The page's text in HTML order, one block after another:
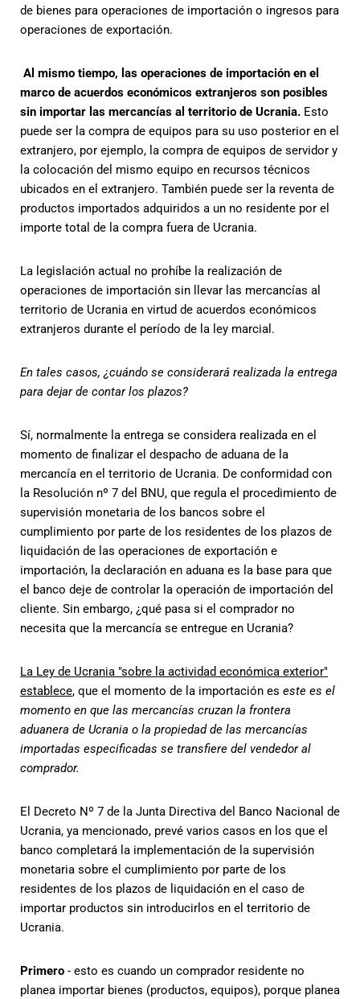
de bienes para operaciones de importación o ingresos para
operaciones de exportación.
Al mismo tiempo, las operaciones de importación en el
marco de acuerdos económicos extranjeros son posibles
sin importar las mercancías al territorio de Ucrania. Esto
puede ser la compra de equipos para su uso posterior en el
extranjero, por ejemplo, la compra de equipos de servidor y
la colocación del mismo equipo en recursos técnicos
ubicados en el extranjero. También puede ser la reventa de
productos importados adquiridos a un no residente por el
importe total de la compra fuera de Ucrania.
La legislación actual no prohíbe la realización de
operaciones de importación sin llevar las mercancías al
territorio de Ucrania en virtud de acuerdos económicos
extranjeros durante el período de la ley marcial.
En tales casos, ¿cuándo se considerará realizada la entrega
para dejar de contar los plazos?
Sí, normalmente la entrega se considera realizada en el
momento de finalizar el despacho de aduana de la
mercancía en el territorio de Ucrania. De conformidad con
la Resolución nº 7 del BNU, que regula el procedimiento de
supervisión monetaria de los bancos sobre el
cumplimiento por parte de los residentes de los plazos de
liquidación de las operaciones de exportación e
importación, la declaración en aduana es la base para que
el banco deje de controlar la operación de importación del
cliente. Sin embargo, ¿qué pasa si el comprador no
necesita que la mercancía se entregue en Ucrania?
La Ley de Ucrania "sobre la actividad económica exterior"
establece, que el momento de la importación es este es el
momento en que las mercancías cruzan la frontera
aduanera de Ucrania o la propiedad de las mercancías
importadas especificadas se transfiere del vendedor al
comprador.
El Decreto Nº 7 de la Junta Directiva del Banco Nacional de
Ucrania, ya mencionado, prevé varios casos en los que el
banco completará la implementación de la supervisión
monetaria sobre el cumplimiento por parte de los
residentes de los plazos de liquidación en el caso de
importar productos sin introducirlos en el territorio de
Ucrania.
Primero - esto es cuando un comprador residente no
planea importar bienes (productos, equipos), porque planea